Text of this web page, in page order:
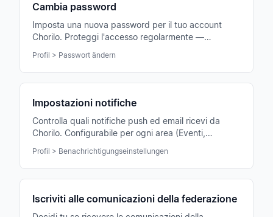
Cambia password
Imposta una nuova password per il tuo account
Chorilo. Proteggi l'accesso regolarmente —
abuso.
Profil > Passwort ändern
Impostazioni notifiche
Controlla quali notifiche push ed email ricevi da
Chorilo. Configurabile per ogni area (Eventi,
Profil > Benachrichtigungseinstellungen
Iscriviti alle comunicazioni della federazione